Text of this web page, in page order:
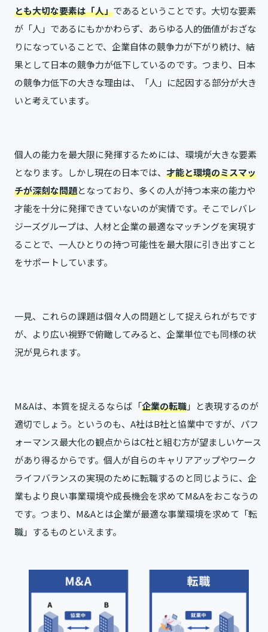
とも大切な要素は「人」であるということです。大切な要素
が「人」であるにもかかわらず、あらゆる人的価値がおざな
りになっていることで、企業自体の競争力が下がり続け、結
果として日本の競争力が低下しているのです。つまり、日本
の競争力低下の大きな理由は、「人」に起因する部分が大き
いと考えています。
個人の能力を最大限に発揮するためには、環境が大きな要素
となります。しかし現在の日本では、 才能と環境のミスマッ
チが深刻な問題となっており、多くの人が持つ本来の能力や
才能を十分に発揮できていないのが実情です。そこでレバレ
ジーズグループは、人材と企業の最適なマッチングを実現す
ることで、一人ひとりの持つ可能性を最大限に引き出すこと
をサポートしています。
一見、これらの課題は個々人の問題として捉えられがちです
が、より広い視野で俯瞰してみると、企業単位でも同様の状
況が見られます。
M&Aは、本質を捉えるならば「企業の転職」と表現するのが
適切でしょう。というのも、A社はB社と協業中ですが、パフ
ォーマンス最大化の観点からはC社と組む方が望ましいケース
があり得るからです。個人が自らのキャリアアップやワーク
ライフバランスの実現のために転職するのと同じように、企
業もより良い事業環境や成長機会を求めてM&Aをおこなうの
です。つまり、M&Aとは企業が最適な事業環境を求めて「転
職」するものといえます。